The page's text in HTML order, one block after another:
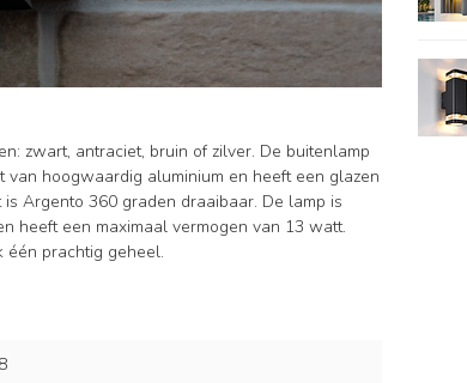
zwart, antraciet, bruin of zilver. De buitenlamp
van hoogwaardig aluminium en heeft een glazen
Argento 360 graden draaibaar. De lamp is
heeft een maximaal vermogen van 13 watt.
prachtig geheel.